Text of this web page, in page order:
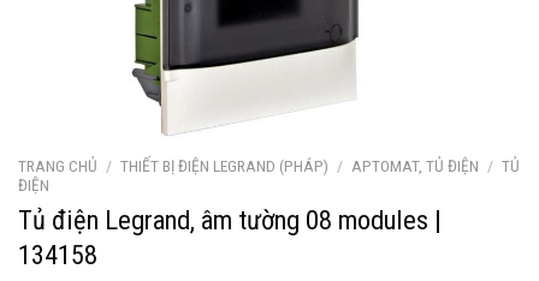
TRANG CHỦ / THIẾT BỊ ĐIỆN LEGRAND (PHÁP) / APTOMAT, TỦ ĐIỆN / TỦ
ĐIỆN
Tủ điện Legrand, âm tường 08 modules |
134158